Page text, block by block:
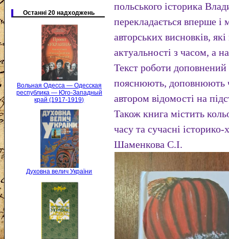
Останні 20 надходжень
Вольная Одесса — Одесская
республика — Юго-Западный
край (1917-1919)
Духовна велич України
польського історика
перекладається вперше і
авторських висновків,
актуальності з часом, а
Текст роботи
пояснюють, доповнюють
автором відомості на
Також книга містить
часу та сучасні
Шаменкова С.І.